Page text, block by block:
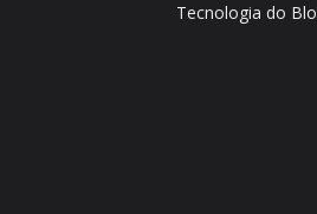
Tecnologia do